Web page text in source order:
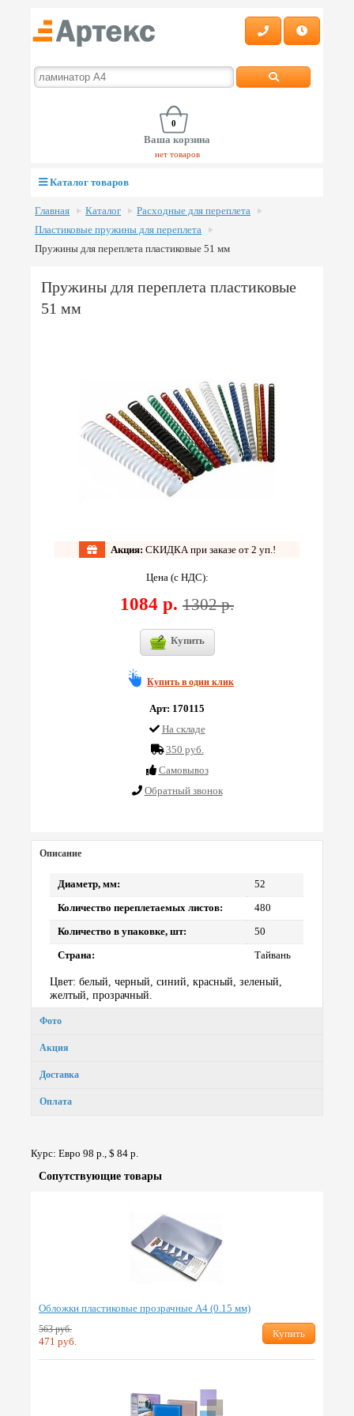
0
Ваша корзина
нет товаров
Каталог товаров
Главная Каталог
Расходные для переплета
Пластиковые пружины для переплета
Пружины для переплета пластиковые 51 мм
Пружины для переплета пластиковые
51 мм
Акция: СКИДКА при заказе от 2 уп.!
Цена (с НДС):
1084 р. 1302 р.
Купить
Купить в один клик
Арт: 170115
На складе
350 руб.
Cамовывоз
Обратный звонок
Описание
Диаметр, мм: 52
Количество переплетаемых листов: 480
Количество в упаковке, шт: 50
Страна: Тайвань
Цвет: белый, черный, синий, красный, зеленый,
желтый, прозрачный.
Фото
Акция
Доставка
Оплата
Курс: Евро 98 р., $ 84 р.
Сопут­ствую­щие товары
Обложки пластиковые прозрачные А4 (0.15 мм)
563 руб.
471 руб.
Купить